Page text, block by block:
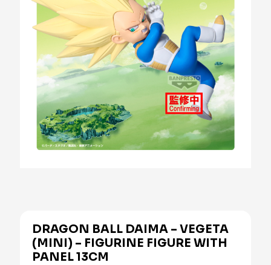
DRAGON BALL DAIMA – VEGETA
(MINI) – FIGURINE FIGURE WITH
PANEL 13CM